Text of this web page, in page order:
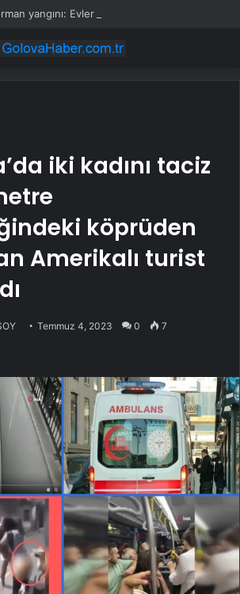
iki kadını taciz
köprüden
Amerikalı turist
Temmuz 4, 2023 0 7